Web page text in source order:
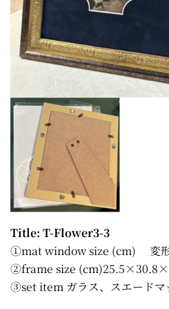
Title: T-Flower3-3
①mat window size (cm) 変形
②frame size
③set item ガラス、スエードマ